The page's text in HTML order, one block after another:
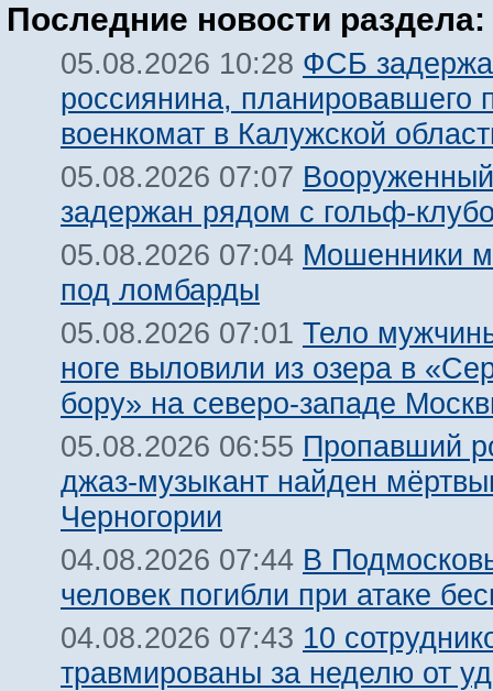
Последние новости раздела:
05.08.2026 10:28 ФСБ
россиянина, планировавшего
военкомат в Калужской
05.08.2026 07:07
задержан рядом с гольф-
05.08.2026 07:04 Мошенники
под ломбарды
05.08.2026 07:01 Тело
ноге выловили из озера в
бору» на северо-западе
05.08.2026 06:55 Пропавший
джаз-музыкант найден
Черногории
04.08.2026 07:44 В
человек погибли при атаке
04.08.2026 07:43 10
травмированы за неделю от